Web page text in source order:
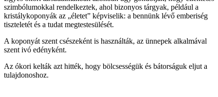
szimbólumokkal rendelkeztek, ahol bizonyos tárgyak, például a
kristálykoponyák az „életet” képviselik: a bennünk lévő emberiség
tiszteletét és a tudat megtestesülését.
A koponyát szent csészeként is használták, az ünnepek alkalmával
szent ivó edényként.
Az ókori kelták azt hitték, hogy bölcsességük és bátorságuk eljut a
tulajdonoshoz.